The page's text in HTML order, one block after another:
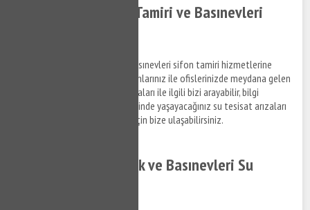
Basınevleri Klozet Tamiri ve Basınevleri
Basınevleri klozet tamiri ve Basınevleri sifon tamiri hizmetlerine
ilişkin bilgi almak ve yaşam alanlarınız ile ofislerinizde meydana gelen
su tesisat, klozet ve sifon arızaları ile ilgili bizi arayabilir, bilgi
alabilirsiniz. Basınevleri bölgesinde yaşayacağınız su tesisat arızaları
için kısa sürede destek almak için bize ulaşabilirsiniz.
Basınevleri Su Kaçak ve Basınevleri Su